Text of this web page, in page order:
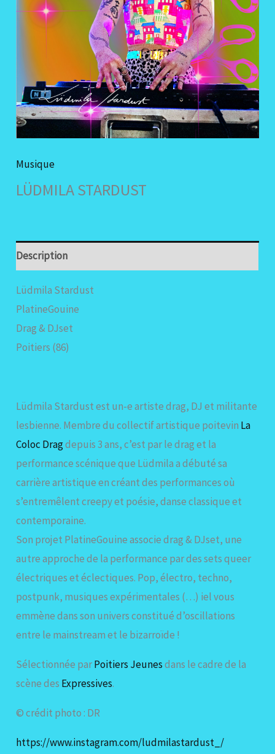
Musique
LÜDMILA STARDUST
Description
Lüdmila Stardust
PlatineGouine
Drag & DJset
Poitiers (86)
Lüdmila Stardust est un-e artiste drag, DJ et militante
lesbienne. Membre du collectif artistique poitevin La
Coloc Dragdepuis 3 ans, c’est par le drag et la
performance scénique que Lüdmila a débuté sa
carrière artistique en créant des performances où
s’entremêlent creepy et poésie, danse classique et
contemporaine.
Son projet PlatineGouine associe drag & DJset, une
autre approche de la performance par des sets queer
électriques et éclectiques. Pop, électro, techno,
postpunk, musiques expérimentales (…) iel vous
emmène dans son univers constitué d’oscillations
entre le mainstream et le bizarroïde !
Sélectionnée parPoitiers Jeunesdans le cadre de la
scène des Expressives.
© crédit photo : DR
https://www.instagram.com/ludmilastardust_/